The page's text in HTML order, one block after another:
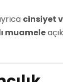
cinsiyet
muamele